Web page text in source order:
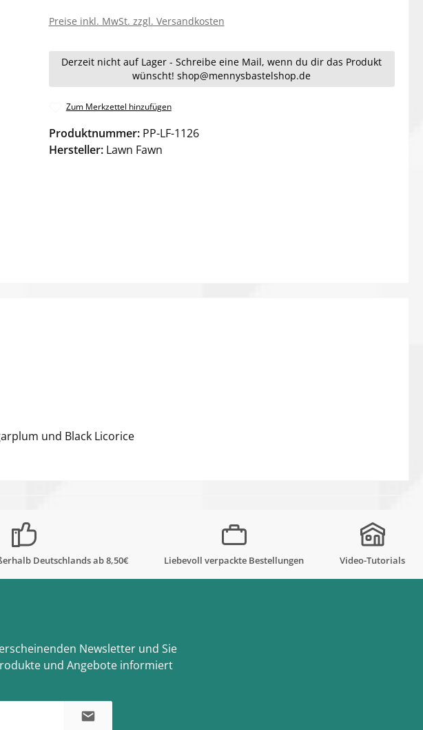
Preise inkl. MwSt. zzgl. Versandkosten
Derzeit nicht auf Lager - Schreibe eine Mail, wenn du dir das Produkt
wünscht! shop@mennysbastelshop.de
Zum Merkzettel hinzufügen
Produktnummer: PP-LF-1126
Hersteller: Lawn Fawn
und Black Licorice
Deutschlands ab 8,50€ Liebevoll verpackte Bestellungen Video-Tutorials
Newsletter und Sie
und Angebote informiert